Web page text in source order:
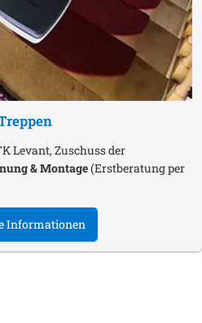
Levant, Zuschuss der
& Montage(Erstberatung per
Informationen